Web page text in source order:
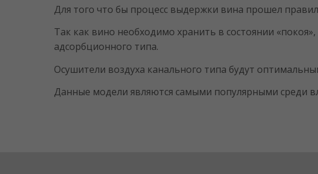
Для того что бы процесс выдержки вина прошел
Так как вино необходимо хранить в состоянии
адсорбционного типа.
Осушители воздуха канального типа будут
Данные модели являются самыми популярными среди